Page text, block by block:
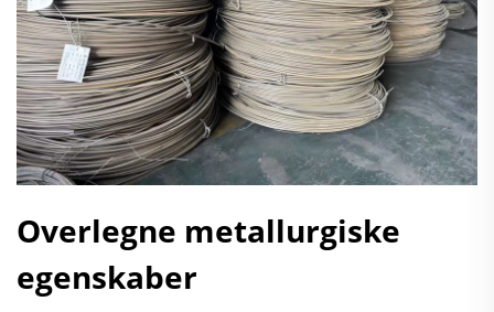
Overlegne metallurgiske
egenskaber